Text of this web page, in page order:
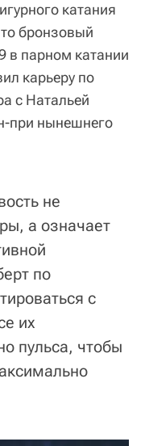
катания
бронзовый
в парном катании
карьеру по
с Натальей
при нынешнего
не
а означает
по
с
их
пульса, чтобы